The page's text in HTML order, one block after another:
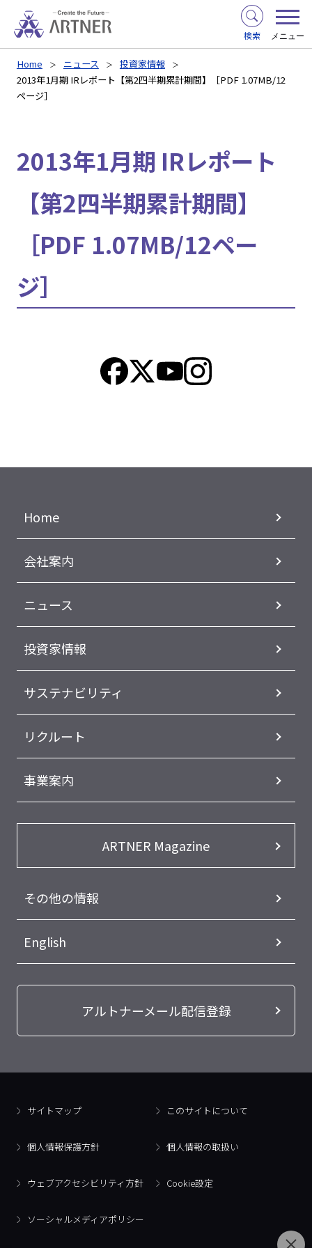
検索 メニュー
Home ニュース
投資家情報
2013年1月期 IRレポート【第2四半期累計期間】［PDF 1.07MB/12
ページ］
2013年1月期 IRレポート
【第2四半期累計期間】
［PDF 1.07MB/12ペー
ジ］
Home
会社案内
ニュース
投資家情報
サステナビリティ
リクルート
事業案内
ARTNER Magazine
その他の情報
English
アルトナーメール配信登録
サイトマップ このサイトについて
個人情報保護方針 個人情報の取扱い
ウェブアクセシビリティ方針 Cookie設定
ソーシャルメディアポリシー